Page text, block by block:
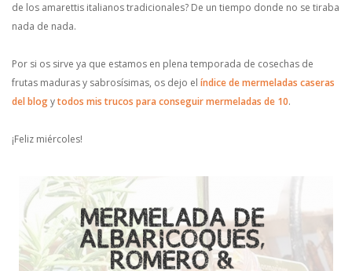
de los amarettis italianos tradicionales? De un tiempo donde no se tiraba
nada de nada.
Por si os sirve ya que estamos en plena temporada de cosechas de
frutas maduras y sabrosísimas, os dejo el índice de mermeladas caseras
del blogytodos mis trucos para conseguir mermeladas de 10.
¡Feliz miércoles!